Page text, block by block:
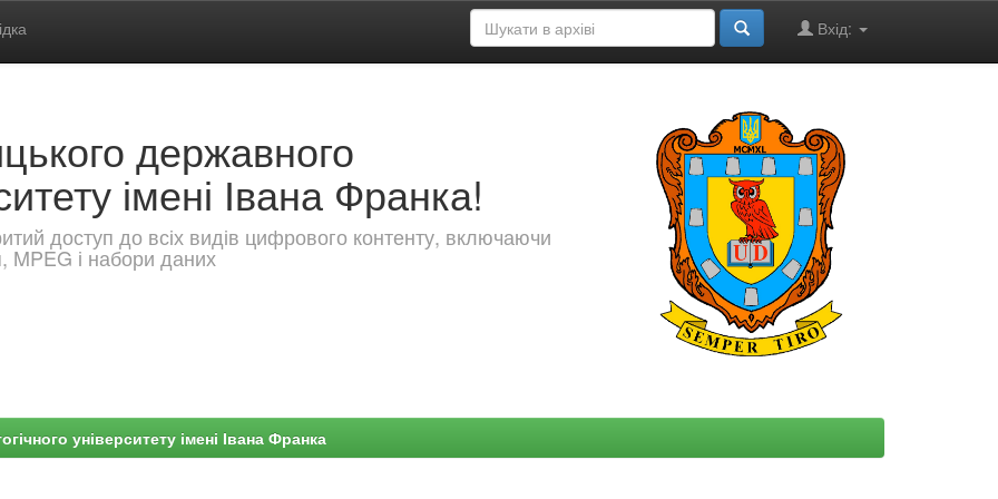
Вхід:
державного
імені Івана Франка!
доступ до всіх видів цифрового контенту, включаючи
MPEG і набори даних
університету імені Івана Франка